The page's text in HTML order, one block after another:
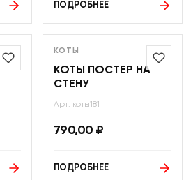
ПОДРОБНЕЕ
КОТЫ
КОТЫ ПОСТЕР НА
СТЕНУ
Арт: коты181
790,00 ₽
ПОДРОБНЕЕ